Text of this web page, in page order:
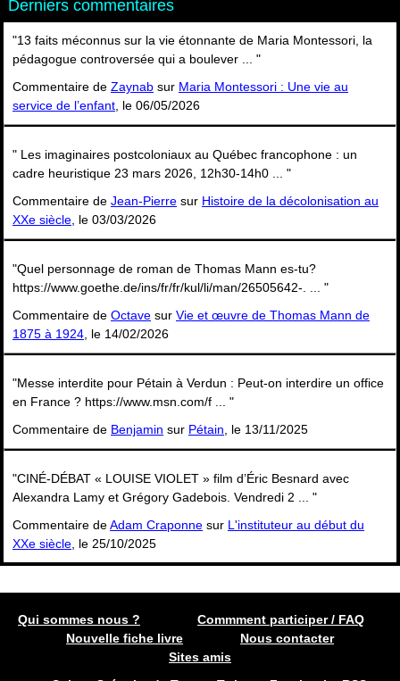
Derniers commentaires
"13 faits méconnus sur la vie étonnante de Maria Montessori, la
pédagogue controversée qui a boulever ... "
Commentaire de Zaynab sur Maria Montessori : Une vie au
service de l’enfant , le 06/05/2026
" Les imaginaires postcoloniaux au Québec francophone : un
cadre heuristique 23 mars 2026, 12h30-14h0 ... "
Commentaire de Jean-Pierre sur Histoire de la décolonisation au
XXe siècle , le 03/03/2026
"Quel personnage de roman de Thomas Mann es-tu?
https://www.goethe.de/ins/fr/fr/kul/li/man/26505642-. ... "
Commentaire de Octave sur Vie et œuvre de Thomas Mann de
1875 à 1924 , le 14/02/2026
"Messe interdite pour Pétain à Verdun : Peut-on interdire un office
en France ? https://www.msn.com/f ... "
Commentaire de Benjamin sur Pétain , le 13/11/2025
"CINÉ-DÉBAT « LOUISE VIOLET » film d’Éric Besnard avec
Alexandra Lamy et Grégory Gadebois. Vendredi 2 ... "
Commentaire deAdam Craponne sur L'instituteur au début du
XXe siècle , le 25/10/2025
Qui sommes nous ?
Commment participer / FAQ
Nouvelle fiche livre
Nous contacter
Sites amis